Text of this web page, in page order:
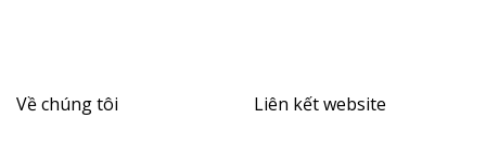
Về chúng tôi Liên kết website